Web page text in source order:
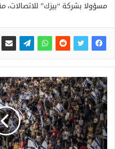
مسؤولا بشركة “بيزك” للاتصالات،